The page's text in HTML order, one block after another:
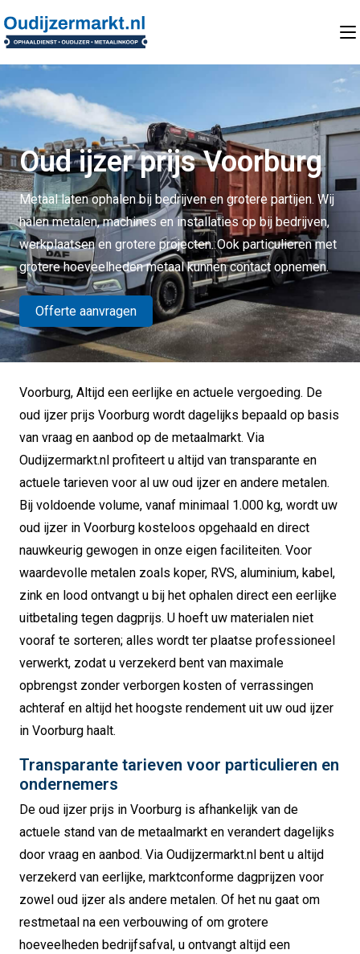
Oud ijzer prijs Voorburg
Metaal laten ophalen bij bedrijven en grotere partijen. Wij
halen metalen, machines en installaties op bij bedrijven,
werkplaatsen en grotere projecten. Ook particulieren met
grotere hoeveelheden metaal kunnen contact opnemen.
Offerte aanvragen
Voorburg, Altijd een eerlijke en actuele vergoeding. De
oud ijzer prijs Voorburg wordt dagelijks bepaald op basis
van vraag en aanbod op de metaalmarkt. Via
Oudijzermarkt.nl profiteert u altijd van transparante en
actuele tarieven voor al uw oud ijzer en andere metalen.
Bij voldoende volume, vanaf minimaal 1.000 kg, wordt uw
oud ijzer in Voorburg kosteloos opgehaald en direct
nauwkeurig gewogen in onze eigen faciliteiten. Voor
waardevolle metalen zoals koper, RVS, aluminium, kabel,
zink en lood ontvangt u bij het ophalen direct een eerlijke
uitbetaling tegen dagprijs. U hoeft uw materialen niet
vooraf te sorteren; alles wordt ter plaatse professioneel
verwerkt, zodat u verzekerd bent van maximale
opbrengst zonder verborgen kosten of verrassingen
achteraf en altijd het hoogste rendement uit uw oud ijzer
in Voorburg haalt.
Transparante tarieven voor particulieren en
ondernemers
De oud ijzer prijs in Voorburg is afhankelijk van de
actuele stand van de metaalmarkt en verandert dagelijks
door vraag en aanbod. Via Oudijzermarkt.nl bent u altijd
verzekerd van eerlijke, marktconforme dagprijzen voor
zowel oud ijzer als andere metalen. Of het nu gaat om
restmetaal na een verbouwing of om grotere
hoeveelheden bedrijfsafval, u ontvangt altijd een